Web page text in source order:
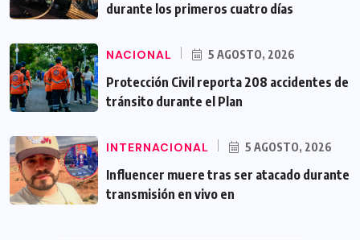
durante los primeros cuatro días
NACIONAL 5 AGOSTO, 2026
Protección Civil reporta 208 accidentes de
tránsito durante el Plan
INTERNACIONAL 5 AGOSTO, 2026
Influencer muere tras ser atacado durante
transmisión en vivo en